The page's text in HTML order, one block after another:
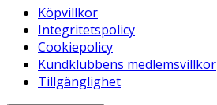
Köpvillkor
Integritetspolicy
Cookiepolicy
Kundklubbens medlemsvillkor
Tillgänglighet